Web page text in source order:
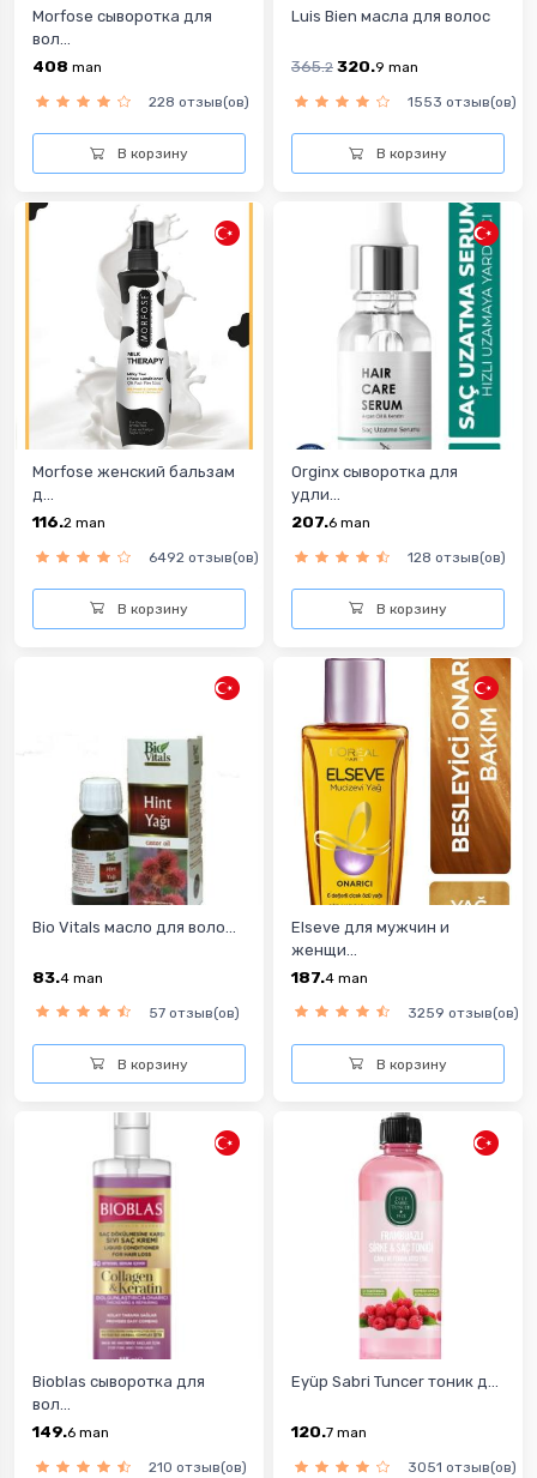
Morfose сыворотка для
вол...
408 man
228 отзыв(ов)
В корзину
Luis Bien масла для волос
365.2 320.9 man
1553 отзыв(ов)
В корзину
Morfose женский бальзам
д...
116.2 man
6492 отзыв(ов)
В корзину
Orginx сыворотка для
удли...
207.6 man
128 отзыв(ов)
В корзину
Bio Vitals масло для воло...
83.4 man
57 отзыв(ов)
В корзину
Elseve для мужчин и
женщи...
187.4 man
3259 отзыв(ов)
В корзину
Bioblas сыворотка для
вол...
149.6 man
210 отзыв(ов)
Eyüp Sabri Tuncer тоник д...
120.7 man
3051 отзыв(ов)